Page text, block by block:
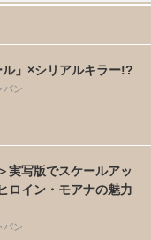
」×シリアルキラー!?
パン
実写版でスケールアッ
ロイン・モアナの魅力
パン